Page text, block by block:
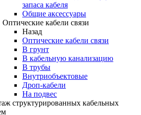
запаса кабеля
Общие аксессуары
Оптические кабели связи
Назад
Оптические кабели связи
В грунт
В кабельную канализацию
В трубы
Внутриобъектовые
Дроп-кабели
На подвес
структурированных кабельных